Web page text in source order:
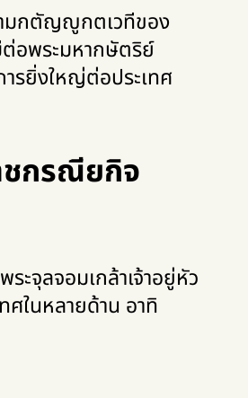
มกตัญญูกตเวทีของ
อพระมหากษัตริย์
รยิ่งใหญ่ต่อประเทศ
ชกรณียกิจ
ระจุลจอมเกล้าเจ้าอยู่หัว
ศในหลายด้าน อาทิ